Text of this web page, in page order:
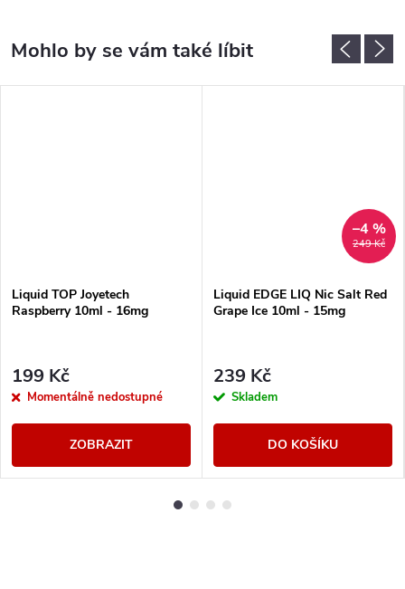
Liquid TOP Joyetech
Raspberry 10ml - 16mg
199 Kč
Momentálně nedostupné
ZOBRAZIT
249 Kč
–4 %
Liquid EDGE LIQ Nic Salt Red
Grape Ice 10ml - 15mg
239 Kč
Skladem
DO KOŠÍKU